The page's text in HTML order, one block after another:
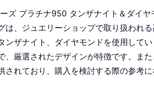
ズ プラチナ950 タンザナイト＆ダイヤ
は、ジュエリーショップで取り扱われ
ンザナイト、ダイヤモンドを使用して
、厳選されたデザインが特徴です。ま
されており、購入を検討する際の参考に